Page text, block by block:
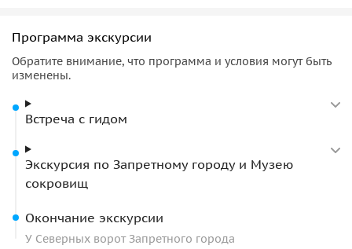
включающейДворцы Небесной чистоты, Союза и Земного
императрицы. Особое внимание уделяется
Императорскому саду
павильонами.
Музей сокровищ
Завершающей частью программы становится посещение
Программа экскурсии
Обратите внимание, что программа и условия могут быть
изменены.
Встреча с гидом
Экскурсия по Запретному городу и Музею
сокровищ
Окончание экскурсии
У Северных ворот Запретного города